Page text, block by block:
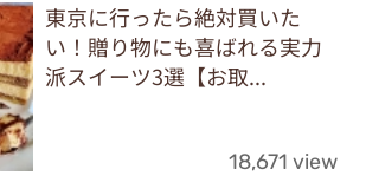
東京に行ったら絶対買いた
い！贈り物にも喜ばれる実力
派スイーツ3選【お取...
18,671 view